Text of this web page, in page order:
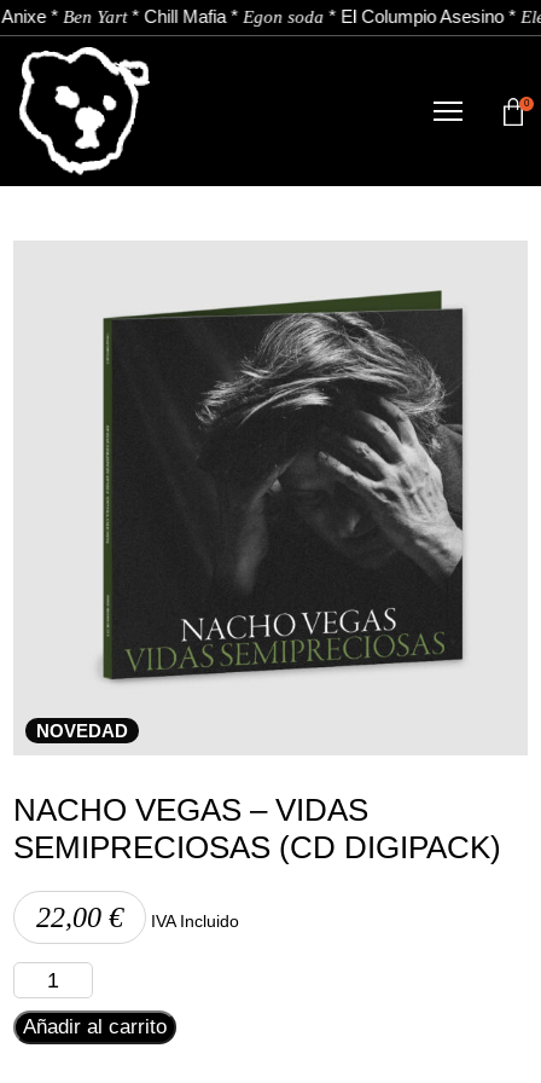
* Ben Yart* Chill Mafia* Egon soda* El Columpio Asesino*
TIENDA
NOTICIAS
CONTACTO
Spotify
0
NOVEDAD
NACHO VEGAS – VIDAS
SEMIPRECIOSAS (CD DIGIPACK)
22,00€ IVA Incluido
Nacho
Vegas
- Añadir al carrito